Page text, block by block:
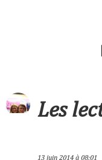
Les
13 juin 2014 à 08:01